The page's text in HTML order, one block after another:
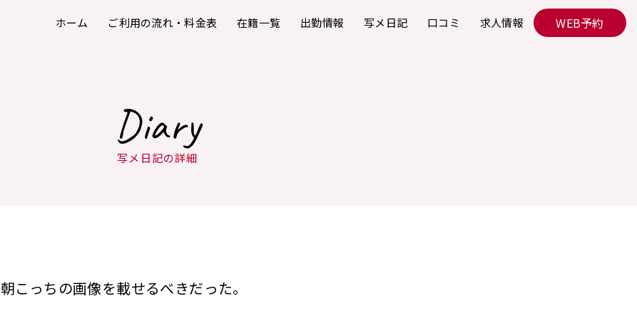
ホーム ご利用の流れ・料金表 在籍一覧 出勤情報 写メ日記 口コミ 求人情報 WEB予約
Diary
写メ日記の詳細
朝こっちの画像を載せるべきだった。